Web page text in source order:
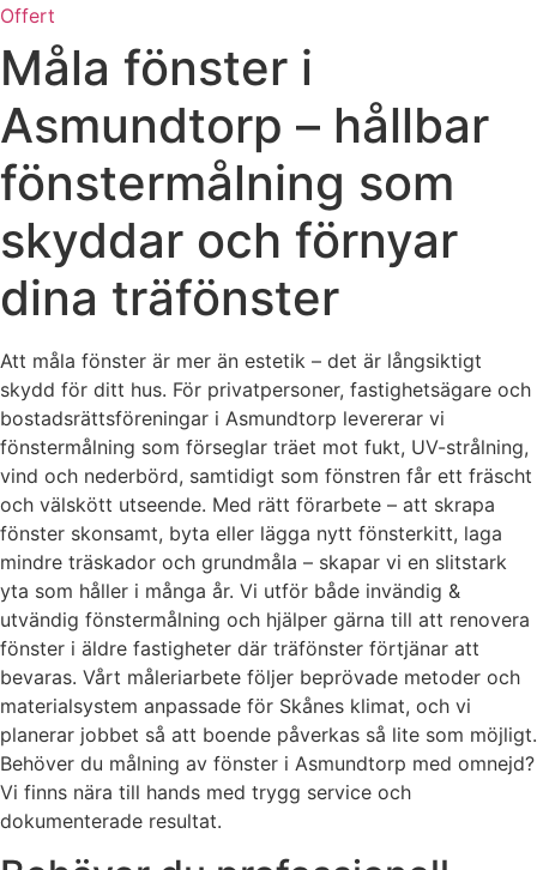
Offert
Måla fönster i
Asmundtorp – hållbar
fönstermålning som
skyddar och förnyar
dina träfönster
Att måla fönster är mer än estetik – det är långsiktigt
skydd för ditt hus. För privatpersoner, fastighetsägare och
bostadsrättsföreningar i Asmundtorp levererar vi
fönstermålning som förseglar träet mot fukt, UV-strålning,
vind och nederbörd, samtidigt som fönstren får ett fräscht
och välskött utseende. Med rätt förarbete – att skrapa
fönster skonsamt, byta eller lägga nytt fönsterkitt, laga
mindre träskador och grundmåla – skapar vi en slitstark
yta som håller i många år. Vi utför både invändig &
utvändig fönstermålning och hjälper gärna till att renovera
fönster i äldre fastigheter där träfönster förtjänar att
bevaras. Vårt måleriarbete följer beprövade metoder och
materialsystem anpassade för Skånes klimat, och vi
planerar jobbet så att boende påverkas så lite som möjligt.
Behöver du målning av fönster i Asmundtorp med omnejd?
Vi finns nära till hands med trygg service och
dokumenterade resultat.